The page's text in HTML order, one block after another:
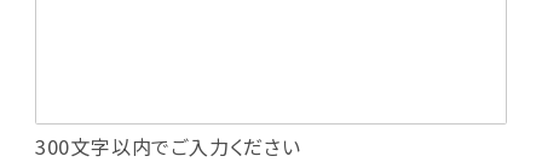
・投稿したクチコミ情報、写真の本サービスへの
300文字以内でご入力ください